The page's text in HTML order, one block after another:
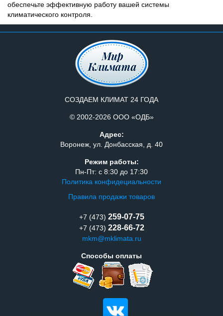
обеспечьте эффективную работу вашей системы
климатического контроля.
СОЗДАЕМ КЛИМАТ 24 ГОДА
© 2002-2026 ООО «ОДБ»
Адрес:
Воронеж, ул. Донбасская, д. 40
Режим работы:
Пн-Пт: с 8:30 до 17:30
Политика конфидециальности
Правила продажи товаров
+7 (473) 259-07-75
+7 (473) 228-66-72
mkm@mklimata.ru
Способы оплаты